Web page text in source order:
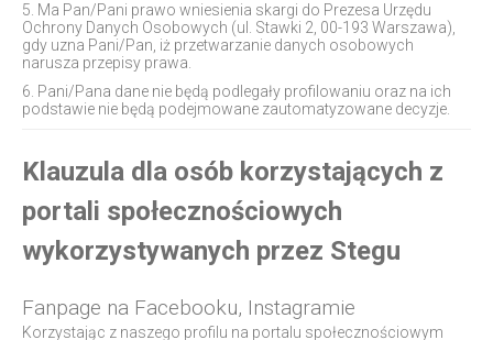
5. Ma Pan/Pani prawo wniesienia skargi do Prezesa Urzędu
Ochrony Danych Osobowych (ul. Stawki 2, 00-193 Warszawa),
gdy uzna Pani/Pan, iż przetwarzanie danych osobowych
narusza przepisy prawa.
6. Pani/Pana dane nie będą podlegały profilowaniu oraz na ich
podstawie nie będą podejmowane zautomatyzowane decyzje.
Klauzula dla osób korzystających z
portali społecznościowych
wykorzystywanych przez Stegu
Fanpage na Facebooku, Instagramie
Korzystając z naszego profilu na portalu społecznościowym